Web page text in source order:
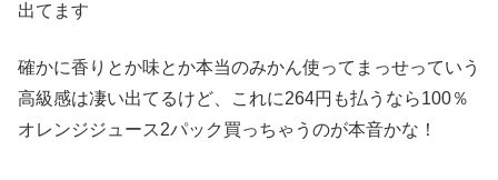
出てます
確かに香りとか味とか本当のみかん使ってまっせっていう
高級感は凄い出てるけど、これに264円も払うなら100％
オレンジジュース2パック買っちゃうのが本音かな！